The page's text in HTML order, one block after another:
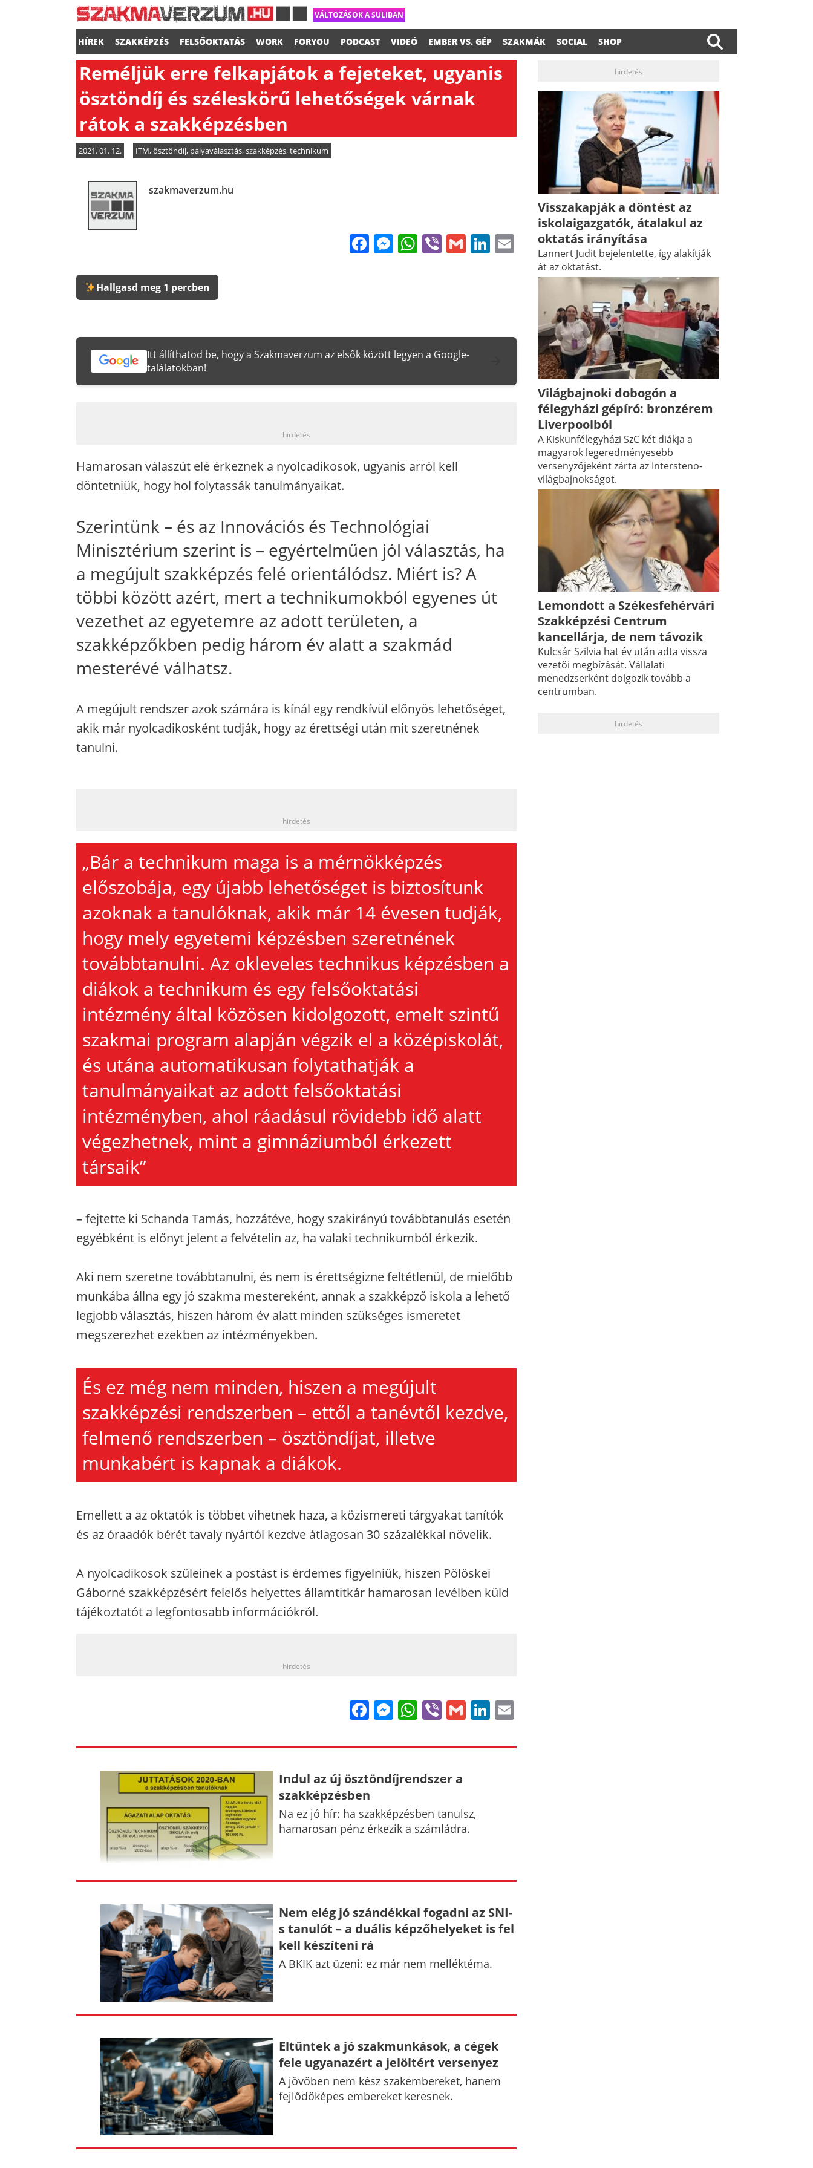
VÁLTOZÁSOK A SULIBAN
HÍREK SZAKKÉPZÉS FELSŐOKTATÁS WORK FORYOU PODCAST VIDEÓ EMBER VS. GÉP SZAKMÁK SOCIAL SHOP
Reméljük erre felkapjátok a fejeteket, ugyanis
ösztöndíj és széleskörű lehetőségek várnak
rátok a szakképzésben
2021. 01. 12. ITM,ösztöndíj, pályaválasztás,szakképzés,technikum
szakmaverzum.hu
Facebook
Messenger
WhatsApp
ViberGmailLinkedIn
Email
Hallgasd meg 1 percben
Itt állíthatod be, hogy a Szakmaverzum az elsők között legyen a Google-
találatokban!
hirdetés
Hamarosan válaszút elé érkeznek a nyolcadikosok, ugyanis arról kell
döntetniük, hogy hol folytassák tanulmányaikat.
Szerintünk – és az Innovációs és Technológiai
Minisztérium szerint is – egyértelműen jól választás, ha
a megújult szakképzés felé orientálódsz. Miért is? A
többi között azért, mert a technikumokból egyenes út
vezethet az egyetemre az adott területen, a
szakképzőkben pedig három év alatt a szakmád
mesterévé válhatsz.
A megújult rendszer azok számára is kínál egy rendkívül előnyös lehetőséget,
akik már nyolcadikosként tudják, hogy az érettségi után mit szeretnének
tanulni.
hirdetés
„Bár a technikum maga is a mérnökképzés
előszobája, egy újabb lehetőséget is biztosítunk
azoknak a tanulóknak, akik már 14 évesen tudják,
hogy mely egyetemi képzésben szeretnének
továbbtanulni. Az okleveles technikus képzésben a
diákok a technikum és egy felsőoktatási
intézmény által közösen kidolgozott, emelt szintű
szakmai program alapján végzik el a középiskolát,
és utána automatikusan folytathatják a
tanulmányaikat az adott felsőoktatási
intézményben, ahol ráadásul rövidebb idő alatt
végezhetnek, mint a gimnáziumból érkezett
társaik”
– fejtette ki Schanda Tamás, hozzátéve, hogy szakirányú továbbtanulás esetén
egyébként is előnyt jelent a felvételin az, ha valaki technikumból érkezik.
Aki nem szeretne továbbtanulni, és nem is érettségizne feltétlenül, de mielőbb
munkába állna egy jó szakma mestereként, annak a szakképző iskola a lehető
legjobb választás, hiszen három év alatt minden szükséges ismeretet
megszerezhet ezekben az intézményekben.
És ez még nem minden, hiszen a megújult
szakképzési rendszerben – ettől a tanévtől kezdve,
felmenő rendszerben – ösztöndíjat, illetve
munkabért is kapnak a diákok.
Emellett a az oktatók is többet vihetnek haza, a közismereti tárgyakat tanítók
és az óraadók bérét tavaly nyártól kezdve átlagosan 30 százalékkal növelik.
A nyolcadikosok szüleinek a postást is érdemes figyelniük, hiszen Pölöskei
Gáborné szakképzésért felelős helyettes államtitkár hamarosan levélben küld
tájékoztatót a legfontosabb információkról.
hirdetés
Facebook
Messenger
WhatsApp
ViberGmailLinkedIn
Email
Indul az új ösztöndíjrendszer a
szakképzésben
Na ez jó hír: ha szakképzésben tanulsz,
hamarosan pénz érkezik a számládra.
Nem elég jó szándékkal fogadni az SNI-
s tanulót – a duális képzőhelyeket is fel
kell készíteni rá
A BKIK azt üzeni: ez már nem melléktéma.
Eltűntek a jó szakmunkások, a cégek
fele ugyanazért a jelöltért versenyez
A jövőben nem kész szakembereket, hanem
fejlődőképes embereket keresnek.
hirdetés
Visszakapják a döntést az
iskolaigazgatók, átalakul az
oktatás irányítása
Lannert Judit bejelentette, így alakítják
át az oktatást.
Világbajnoki dobogón a
félegyházi gépíró: bronzérem
Liverpoolból
A Kiskunfélegyházi SzC két diákja a
magyarok legeredményesebb
versenyzőjeként zárta az Intersteno-
világbajnokságot.
Lemondott a Székesfehérvári
Szakképzési Centrum
kancellárja, de nem távozik
Kulcsár Szilvia hat év után adta vissza
vezetői megbízását. Vállalati
menedzserként dolgozik tovább a
centrumban.
hirdetés